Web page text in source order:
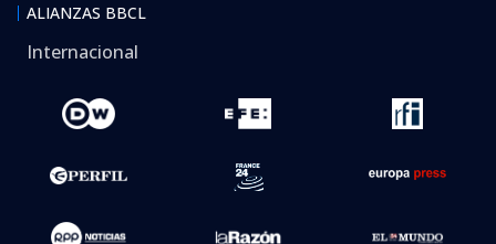
ALIANZAS BBCL
Internacional